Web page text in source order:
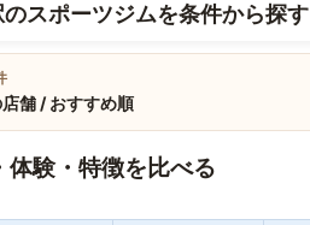
スポーツジムを条件から探す
舗 / おすすめ順
体験・特徴を比べる